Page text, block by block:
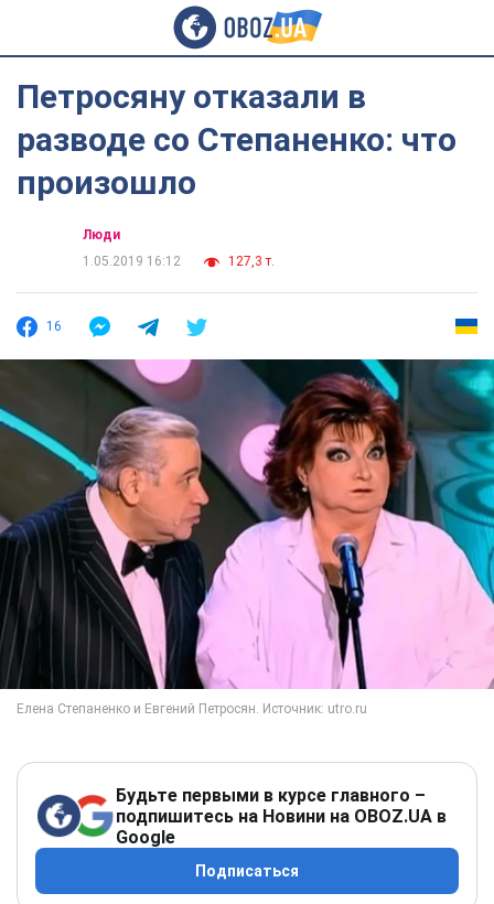
Петросяну отказали в
разводе со Степаненко: что
произошло
Люди
1.05.2019 16:12
127,3 т.
16
Будьте первыми в курсе главного –
подпишитесь на Новини на OBOZ.UA в
Google
Подписаться